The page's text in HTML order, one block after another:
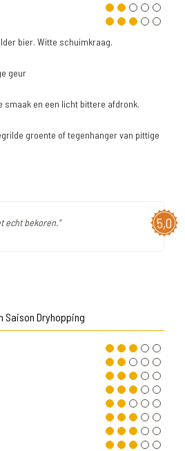
bier. Witte schuimkraag.
geur
smaak en een licht bittere afdronk.
groente of tegenhanger van pittige
5,0
echt bekoren."
Saison Dryhopping